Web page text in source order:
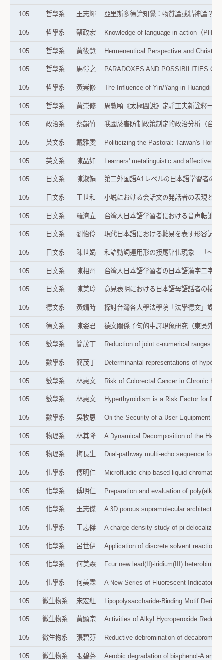
105 哲學系 王志輝 亞里斯多德論知覺：物質論或精神論？
105 哲學系 蔡政宏 Knowledge of language in action（
105 哲學系 黃筱慧 Hermeneutical Perspective and
105 哲學系 馬愷之 PARADOXES AND POSSIBILITIES
105 哲學系 黃崇修 The Influence of Yin/Yang in Huangdi
105 哲學系 黃崇修 周敦頤《太極圖說》定靜工夫新詮釋一
105 政治系 蔡韻竹 我國菸害防制政策制定的政治分析（台
105 英文系 戴雅雯 Politicizing the Pastoral: Taiwan's
105 英文系 陳品如 Learners' metalinguistic and affective
105 日文系 陳淑娟 第二外国語A1レベルの日本語学習者の
105 日文系 王世和 小説における会話文の発話者の表現と
105 日文系 羅濟立 台湾人日本語学習者における音声転訛
105 日文系 劉怡伶 現代日本語における難易を表す形容詞
105 日文系 陳世娟 和語動詞連用形の接尾辞化現象―「～ま
105 日文系 陳相州 台湾人日本語学習者の日本語漢字二字
105 日文系 陳美玲 意見表明における日本語母語話者の接
105 德文系 黃靖時 探討台灣各大學法學院「法學德文」課
105 德文系 陳姿君 德文關係子句的中譯現象研究（東吳外
105 數學系 簡茂丁 Reduction of joint c-numerical ranges
105 數學系 簡茂丁 Determinantal representations of
105 數學系 林惠文 Risk of Colorectal Cancer in Chronic
105 數學系 林惠文 Hyperthyroidism is a Risk Factor for
105 數學系 吳牧恩 On the Security of a User Equipment
105 物理系 林其隆 A Dynamical Decomposition of the
105 物理系 梅長生 Dual-pathway multi-echo sequence for
105 化學系 傅明仁 Microfluidic chip-based liquid
105 化學系 傅明仁 Preparation and evaluation of poly(alkyl
105 化學系 王志傑 A 3D porous supramolecular
105 化學系 王志傑 A charge density study of pi-
105 化學系 呂世伊 Application of discrete solvent reaction
105 化學系 何美霖 Four new lead(II)-iridium(III)
105 化學系 何美霖 A New Series of Fluorescent Indicators
105 微生物系 宋宏紅 Lipopolysaccharide-Binding Motif
105 微生物系 黃顯宗 Activities of Alkyl Hydroperoxide
105 微生物系 張碧芬 Reductive debromination of
105 微生物系 張碧芬 Aerobic degradation of bisphenol-A and